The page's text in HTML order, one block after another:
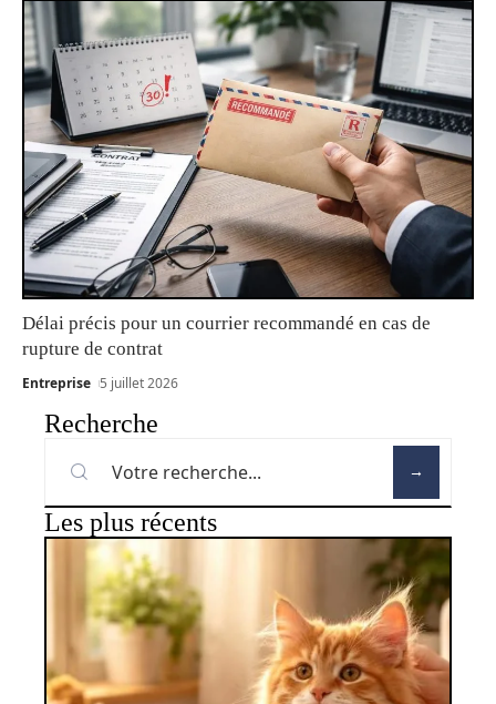
Délai précis pour un courrier recommandé en cas de
rupture de contrat
Entreprise 5 juillet 2026
Recherche
Les plus récents